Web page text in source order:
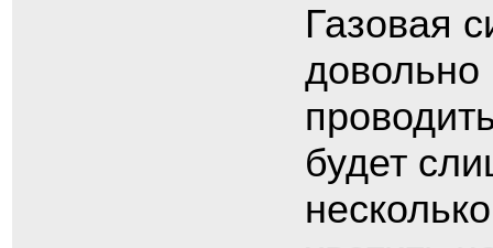
Газовая
довольно
будет